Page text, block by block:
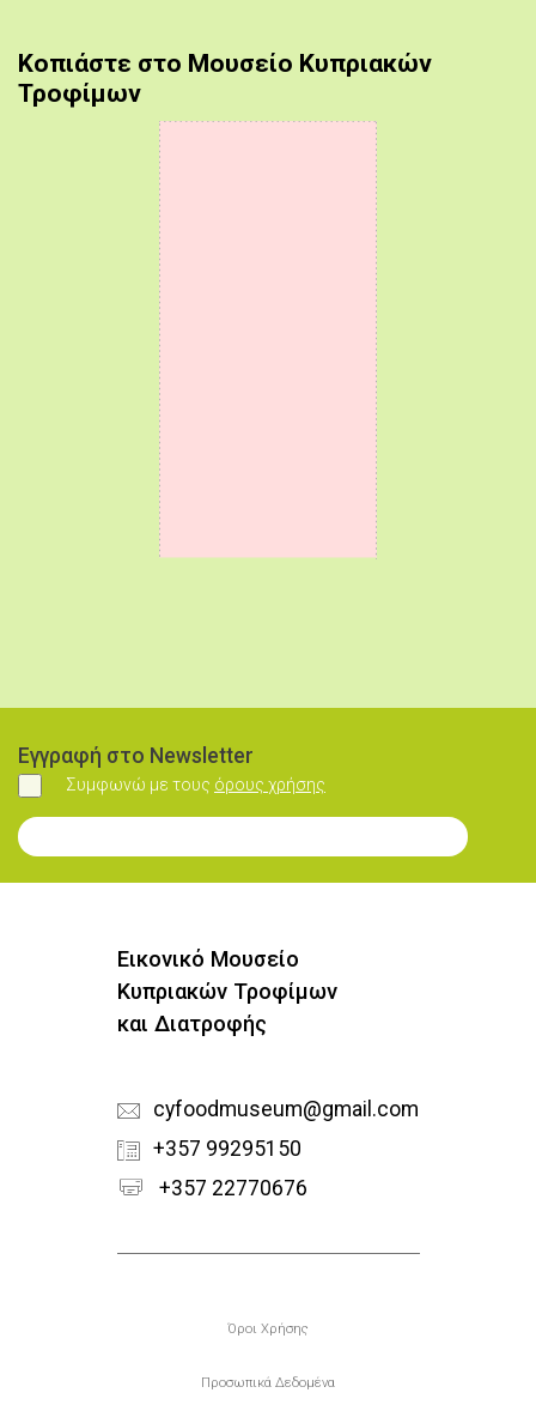
Κοπιάστε στο Μουσείο Κυπριακών
Τροφίμων
Εγγραφή στο Newsletter
Συμφωνώ
Συμφωνώ με τους όρους χρήσης
Εγγραφή στο Newsletter
Εικονικό Μουσείο
Κυπριακών Τροφίμων
και Διατροφής
cyfoodmuseum@gmail.com
+357 99295150
+357 22770676
Υποσέλιδο
Όροι Χρήσης
Προσωπικά Δεδομένα